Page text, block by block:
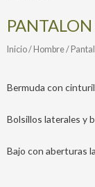
Inicio/ Hombre/
Bermuda con
Bolsillos laterales y
Bajo con aberturas